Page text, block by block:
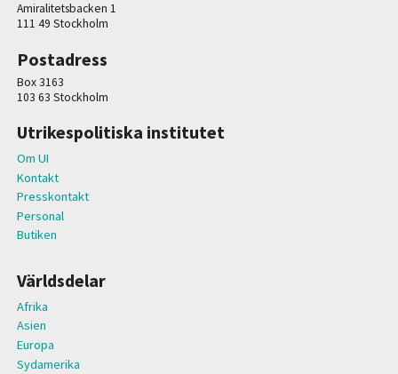
Amiralitetsbacken 1
111 49 Stockholm
Postadress
Box 3163
103 63 Stockholm
Utrikespolitiska institutet
Om UI
Kontakt
Presskontakt
Personal
Butiken
Världsdelar
Afrika
Asien
Europa
Sydamerika